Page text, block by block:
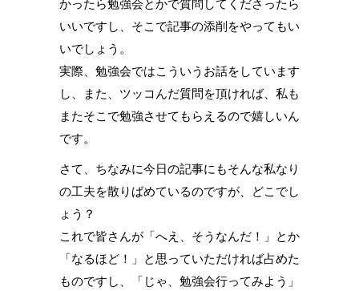
かったら勉強会とかで質問してくださったら
いいですし、そこで記事の添削をやってもい
いでしょう。
実際、勉強会ではこういうお話をしています
し、また、ツッコんだ質問を頂ければ、私も
またそこで勉強させてもらえるので嬉しいん
です。
さて、ちなみに今日の記事にもそんな私なり
の工夫を散りばめているのですが、どこでし
ょう？
これで皆さんが「へえ、そうなんだ！」とか
「なるほど！」と思っていただければ占めた
ものですし、「じゃ、勉強会行ってみよう」